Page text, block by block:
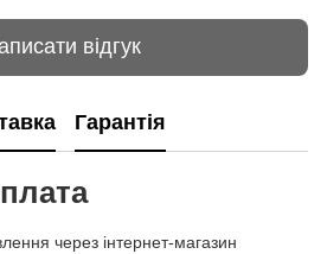
відгук
Гарантія
через інтернет-магазин